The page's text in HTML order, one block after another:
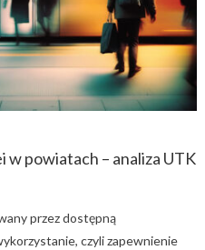
w powiatach – analiza UTK
przez dostępną
czyli zapewnienie